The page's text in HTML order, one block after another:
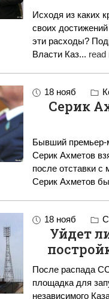
Исходя из каких
своих
эти расходы?
Власти Каз... read
18 нояб
Серик
Бывший премьер-
Серик Ахметов
после отставки с
Серик Ахметов
18 нояб
Уйдет
После распада
площадка для
независимого